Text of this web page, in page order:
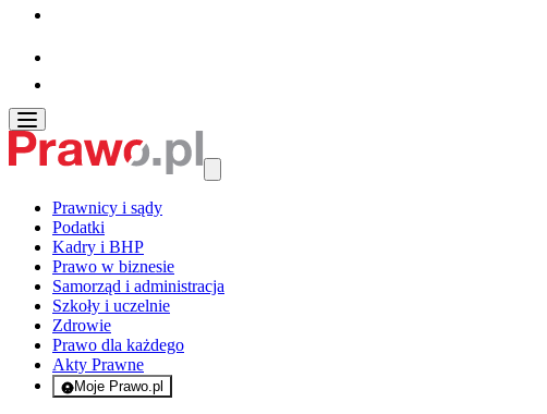
Prawnicy i sądy
Podatki
Kadry i BHP
Prawo w biznesie
Samorząd i administracja
Szkoły i uczelnie
Zdrowie
Prawo dla każdego
Akty Prawne
Moje Prawo.pl
- rejestracja i logowanie do serwisu